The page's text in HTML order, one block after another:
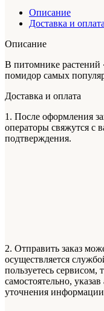
Описание
Доставка и
Описание
В питомнике растений
помидор самых
Доставка и оплата
1. После оформления
операторы свяжутся с
подтверждения.
2. Отправить заказ
осуществляется
пользуетесь сервисом,
самостоятельно,
уточнения информации